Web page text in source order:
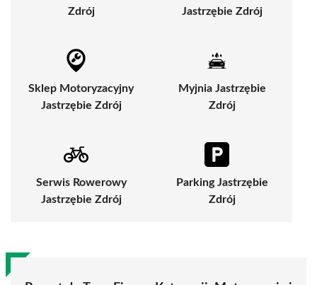
Zdrój
Jastrzębie Zdrój
Sklep Motoryzacyjny
Jastrzębie Zdrój
Myjnia Jastrzębie
Zdrój
Serwis Rowerowy
Jastrzębie Zdrój
Parking Jastrzębie
Zdrój